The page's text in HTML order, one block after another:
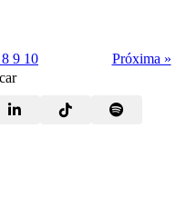
8 9 10 Próxima »